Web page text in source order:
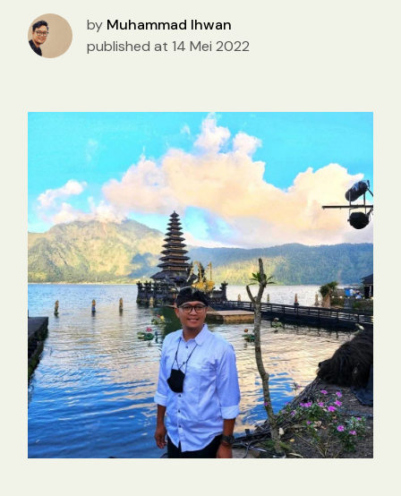
by Muhammad Ihwan
published at 14 Mei 2022